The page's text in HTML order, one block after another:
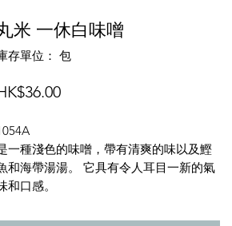
米 一休白味噌
存單位： 包
價
一種淺色的味噌，帶有清爽的味以及鰹
和海帶湯湯。 它具有令人耳目一新的氣
和口感。